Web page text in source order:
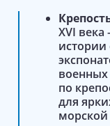
XVI
военных
по
для
морской